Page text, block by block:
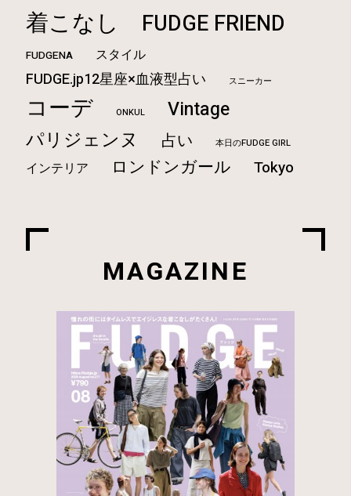
着こなし FUDGE FRIEND
FUDGENA スタイル
FUDGE.jp12星座×血液型占い スニーカー
コーデ ONKUL Vintage
パリジェンヌ 占い 本日のFUDGE GIRL
インテリア ロンドンガール Tokyo
MAGAZINE